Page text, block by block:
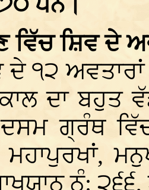
ਵਿੱਚ ਸ਼ਿਵ ਦੇ
ਦੇ ੧੨
ਦਾ ਬਹੁਤ
ਗ੍ਰੰਥ
ਮਹਾਪੁਰਖਾਂ,
ਨੰ: